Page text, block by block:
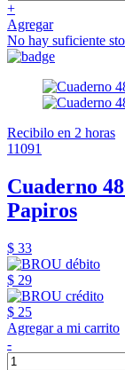
+
Agregar
No hay suficiente
Recibilo en 2 horas
11091
Cuaderno
Papiros
$ 33
$ 29
$ 25
Agregar a mi carrito
-